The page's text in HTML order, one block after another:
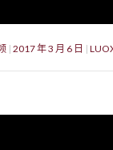
2017 年 3 月 6 日